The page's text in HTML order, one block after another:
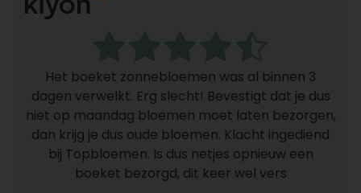
Het boeket zonnebloemen was al binnen 3
dagen verwelkt. Erg slecht! Bevestigt dat je dus
niet op maandag bloemen moet laten bezorgen,
dan krijg je dus oude bloemen. Klacht ingediend
bij Topbloemen. Is dus netjes opnieuw een
boeket bezorgd, dit keer wel vers